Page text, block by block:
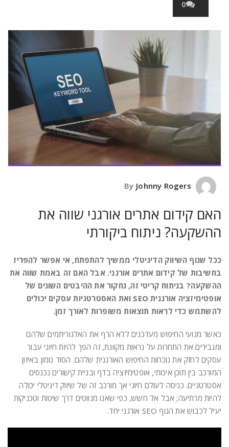
0
Johnny Rogers
האם קידום אתרים אורגני שווה את
ההשקעה? ניתוח ביקורתי
ככל שנוף השיווק הדיגיטלי ממשיך להתפתח, אי אפשר להפריז
בחשיבות של קידום אתרים אורגני. אבל האם זה באמת שווה את
ההשקעה? בניתוח קריטי זה, נחקור את ההיבטים השונים של
אופטימיזציה אורגנית SEO ואת האסטרטגיות עסקים יכולים
להשתמש כדי לראות תוצאות משופרות לאורך זמן.
כאשר מנועי החיפוש מעדכנים ללא הרף את האלגוריתמים שלהם
ומגבירים את התחרות על נראות מקוונת, זה הפך להיות חיוני עבור
עסקים לחזק את נוכחות החיפוש האורגנית שלהם. הסוד טמון באיזון
המורכב בין תוכן איכותי, אופטימיזציה בדף ובניית קישורים נכנסים
אסטרטגיים. כניסה לעולם חיוני אך מורכב זה של שיווק דיגיטלי יכולה
להיות מרתיעה; אבל אל חשש, כפי שאנו מנווטים דרך שיטות וטכניקות
יעיל לכבוש את הנוף SEO אורגני יחד.